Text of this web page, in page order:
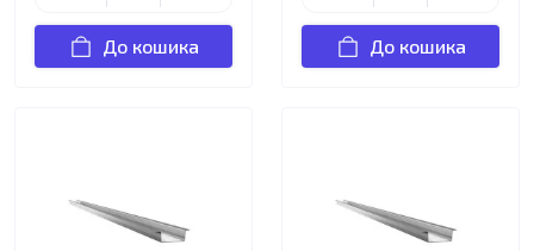
До кошика До кошика